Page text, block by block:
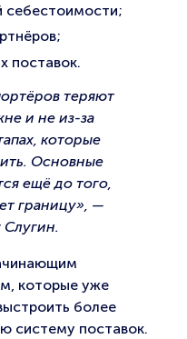
себестоимости;
поставок.
теряют
и не из-за
которые
Основные
ещё до того,
границу», —
Слугин.
которые уже
более
систему поставок.